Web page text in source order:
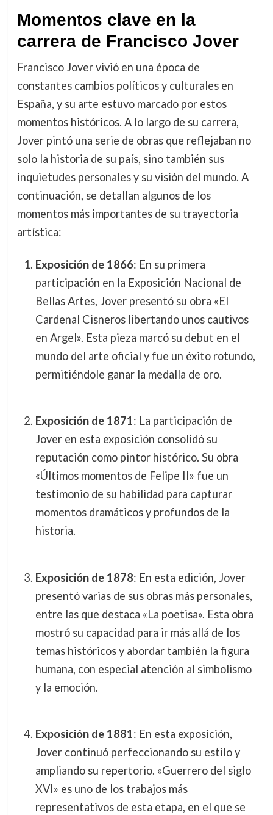
Momentos clave en la
carrera de Francisco Jover
Francisco Jover vivió en una época de
constantes cambios políticos y culturales en
España, y su arte estuvo marcado por estos
momentos históricos. A lo largo de su carrera,
Jover pintó una serie de obras que reflejaban no
solo la historia de su país, sino también sus
inquietudes personales y su visión del mundo. A
continuación, se detallan algunos de los
momentos más importantes de su trayectoria
artística:
Exposición de 1866: En su primera
participación en la Exposición Nacional de
Bellas Artes, Jover presentó su obra «El
Cardenal Cisneros libertando unos cautivos
en Argel». Esta pieza marcó su debut en el
mundo del arte oficial y fue un éxito rotundo,
permitiéndole ganar la medalla de oro.
Exposición de 1871: La participación de
Jover en esta exposición consolidó su
reputación como pintor histórico. Su obra
«Últimos momentos de Felipe II» fue un
testimonio de su habilidad para capturar
momentos dramáticos y profundos de la
historia.
Exposición de 1878: En esta edición, Jover
presentó varias de sus obras más personales,
entre las que destaca «La poetisa». Esta obra
mostró su capacidad para ir más allá de los
temas históricos y abordar también la figura
humana, con especial atención al simbolismo
y la emoción.
Exposición de 1881: En esta exposición,
Jover continuó perfeccionando su estilo y
ampliando su repertorio. «Guerrero del siglo
XVI» es uno de los trabajos más
representativos de esta etapa, en el que se